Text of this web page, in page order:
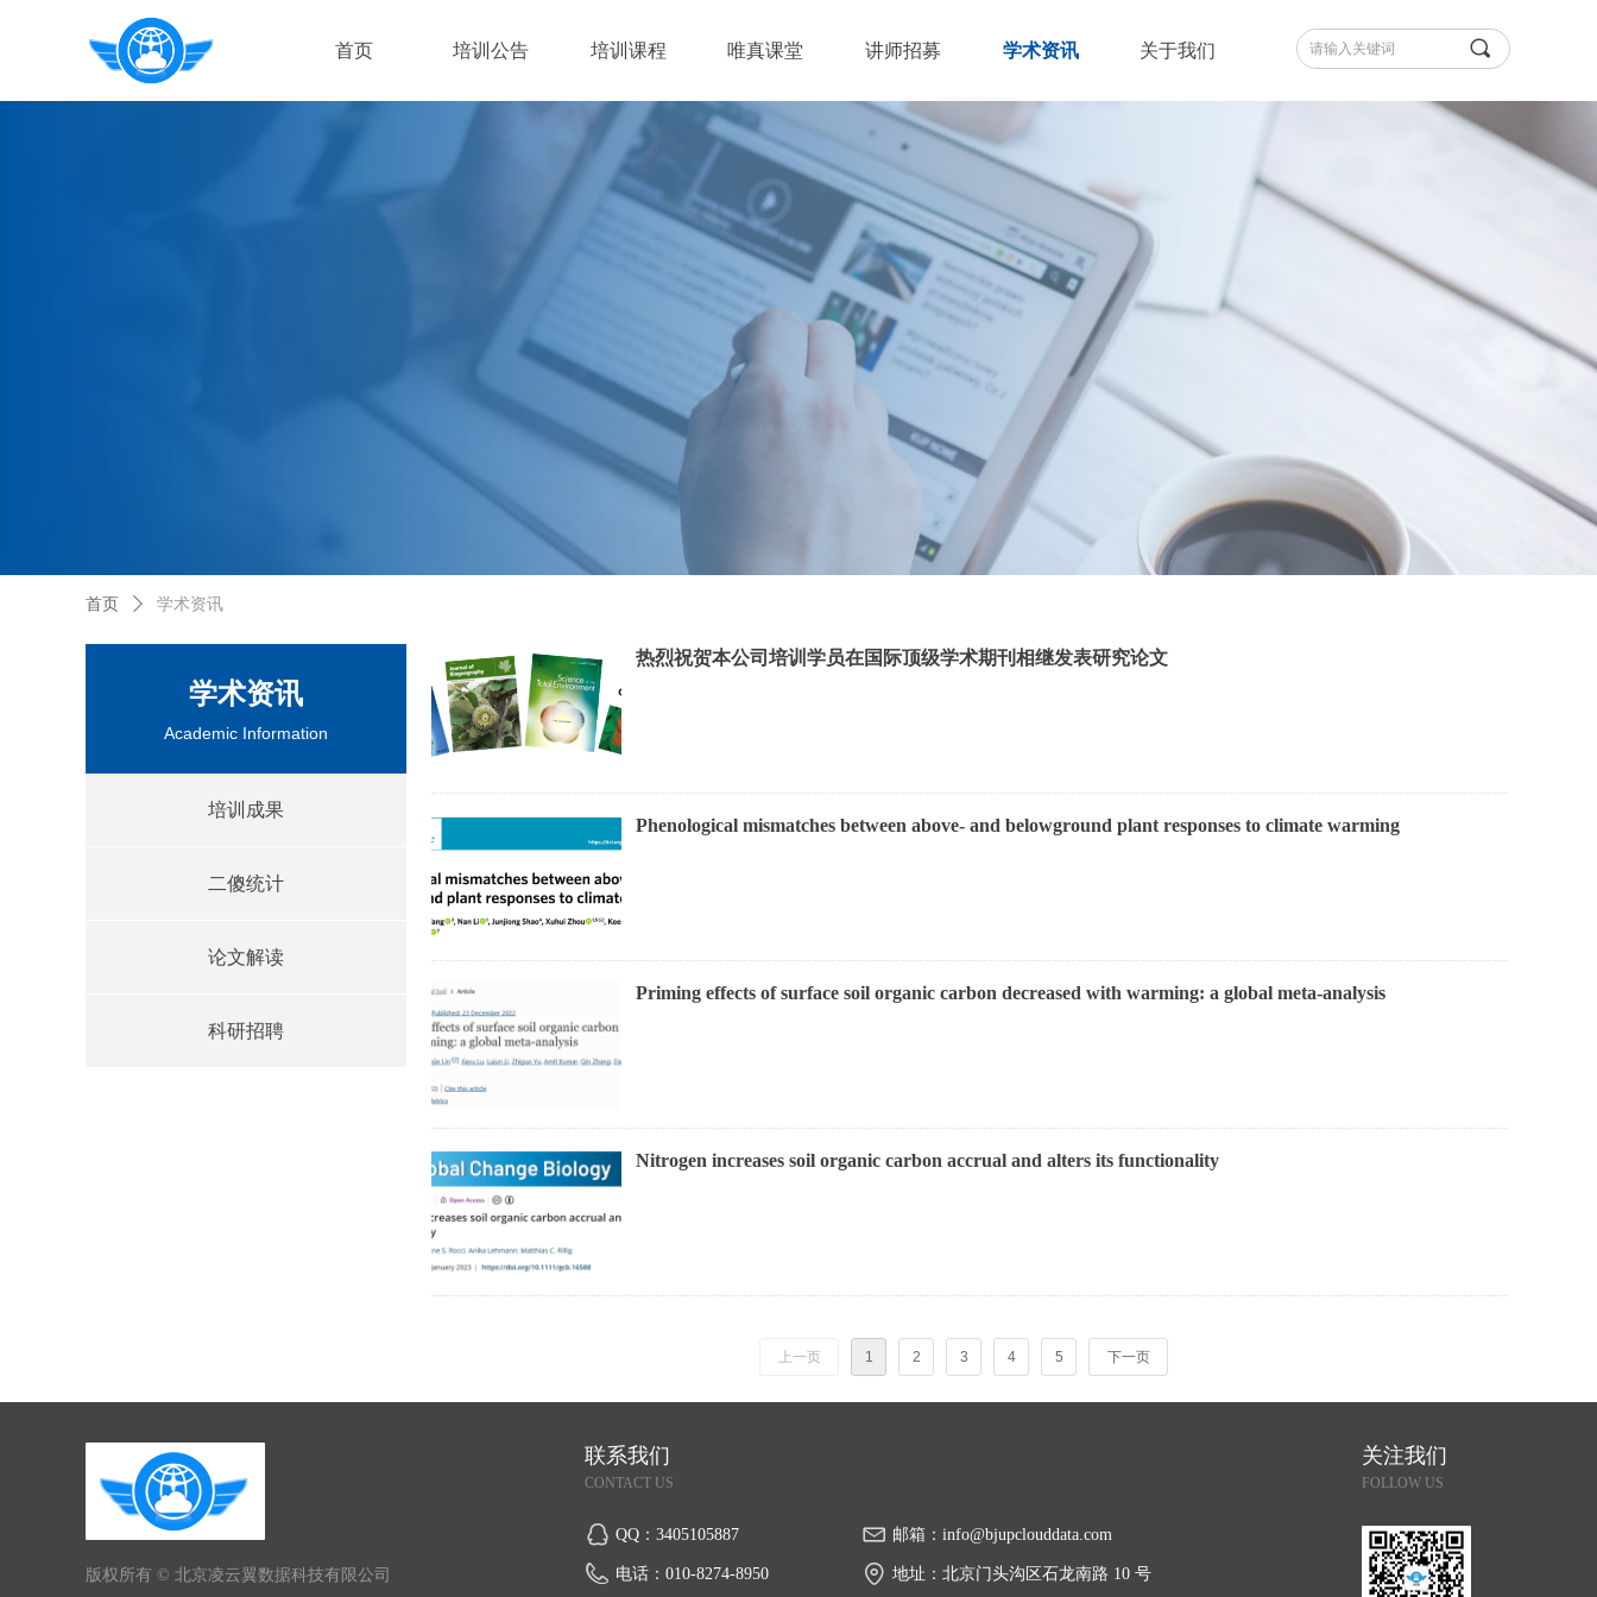
끠
首页 培训公告 培训课程 唯真课堂 讲师招募 学术资讯 关于我们
首页 ꄲ 学术资讯
学术资讯
Academic Information
培训成果
二傻统计
论文解读
科研招聘
热烈祝贺本公司培训学员在国际顶级学术期刊相继发表研究论文
Phenological mismatches between above- and belowground plant responses to climate warming
Priming effects of surface soil organic carbon decreased with warming: a global meta-analysis
Nitrogen increases soil organic carbon accrual and alters its functionality
上一页 1 2 3 4 5 下一页
关注我们
FOLLOW US
版权所有 © 北京凌云翼数据科技有限公司
联系我们
CONTACT US
QQ： 3405105887
电话： 010-8274-8950
邮箱： info@bjupclouddata.com
地址： 北京门头沟区石龙南路 10 号